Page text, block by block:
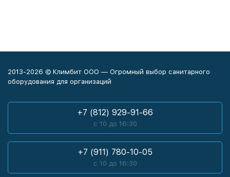
2013-2026 © Климбит ООО — Огромный выбор санитарного
оборудования для организаций
+7 (812) 929-91-66
с 10 до 16:30
+7 (911) 780-10-05
с 10 до 16:30